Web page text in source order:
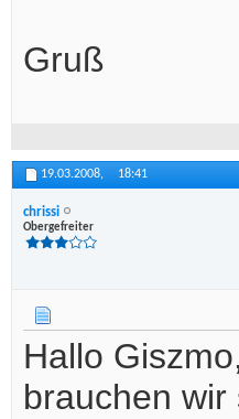
Gruß
19.03.2008, 18:41
chrissi
Obergefreiter
Hallo
brauchen